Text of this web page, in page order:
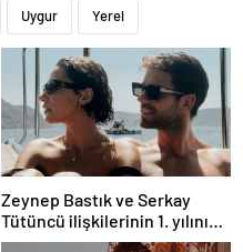
Uygur Yerel
Zeynep Bastık ve Serkay
Tütüncü ilişkilerinin 1. yılını
kutladı